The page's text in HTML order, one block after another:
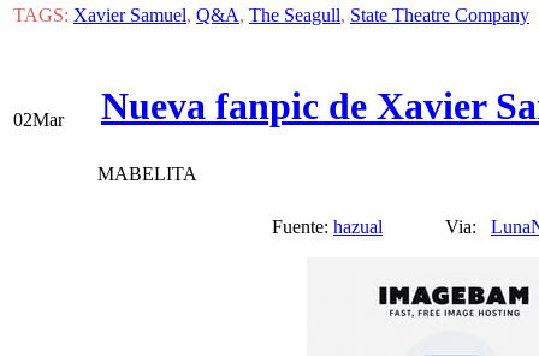
TAGS: Xavier Samuel, Q&A, The Seagull, State Theatre Company
02Mar Nueva fanpic de Xavier
MABELITA
Fuente: hazual Via: